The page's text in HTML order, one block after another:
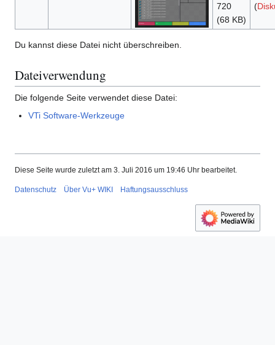
720
(68 KB)
(
Du kannst diese Datei nicht überschreiben.
Dateiverwendung
Die folgende Seite verwendet diese Datei:
VTi Software-Werkzeuge
Diese Seite wurde zuletzt am 3. Juli 2016 um 19:46 Uhr bearbeitet.
Datenschutz Über Vu+ WIKI Haftungsausschluss